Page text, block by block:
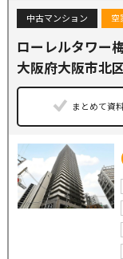
中古マンション 空
ローレルタワー
大阪府大阪市北
まとめて資